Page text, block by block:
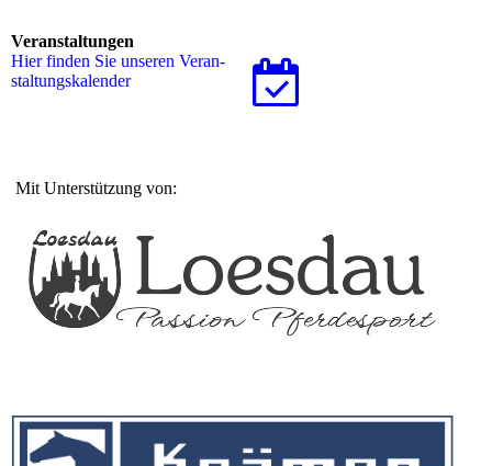
Veranstaltungen
Hier finden Sie unseren Ver­an­
stal­tungs­ka­len­der
Mit Unterstützung von: